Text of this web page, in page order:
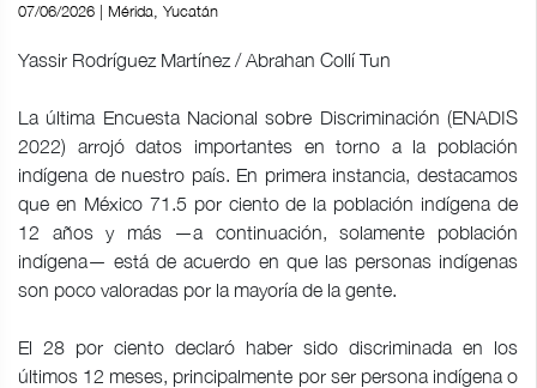
07/06/2026 | Mérida, Yucatán
Yassir Rodríguez Martínez / Abrahan Collí Tun
La última Encuesta Nacional sobre Discriminación (ENADIS
2022) arrojó datos importantes en torno a la población
indígena de nuestro país. En primera instancia, destacamos
que en México 71.5 por ciento de la población indígena de
12 años y más —a continuación, solamente población
indígena— está de acuerdo en que las personas indígenas
son poco valoradas por la mayoría de la gente.
El 28 por ciento declaró haber sido discriminada en los
últimos 12 meses, principalmente por ser persona indígena o